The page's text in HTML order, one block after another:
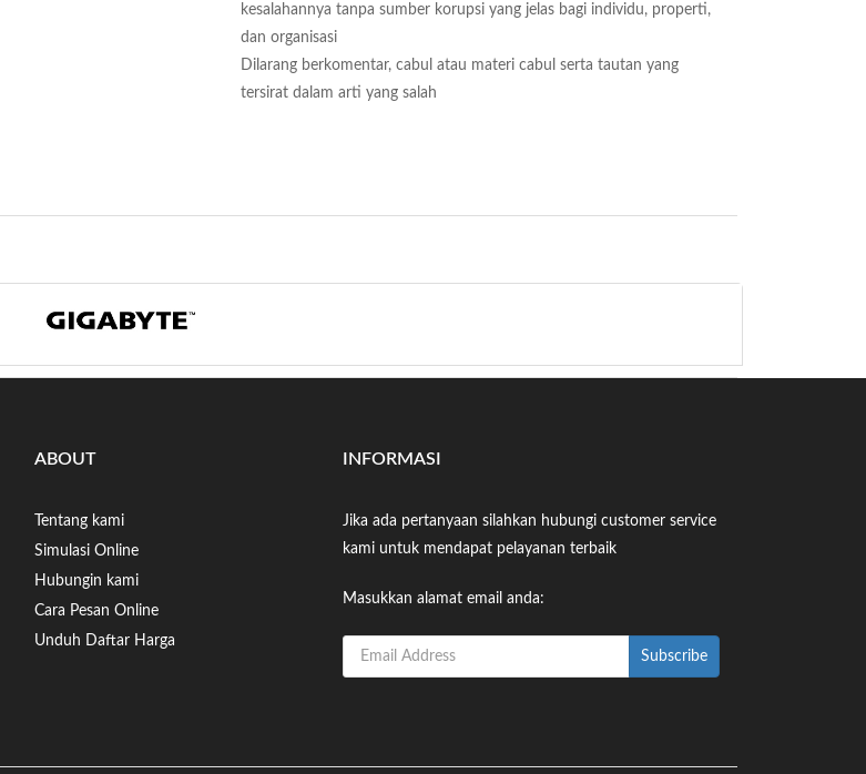
kesalahannya tanpa sumber korupsi yang jelas bagi individu, properti,
dan organisasi
Dilarang berkomentar, cabul atau materi cabul serta tautan yang
tersirat dalam arti yang salah
ABOUT
Tentang kami
Simulasi Online
Hubungin kami
Cara Pesan Online
Unduh Daftar Harga
INFORMASI
Jika ada pertanyaan silahkan hubungi customer service
kami untuk mendapat pelayanan terbaik
Masukkan alamat email anda: